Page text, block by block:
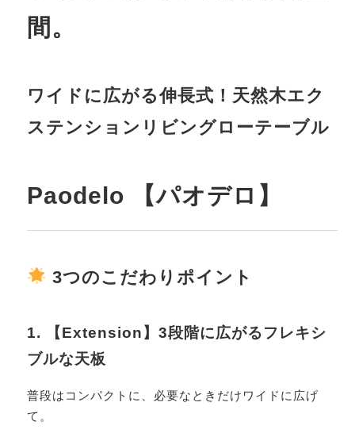
間。
ワイドに広がる伸長式！天然木エク
ステンションリビングローテーブル
Paodelo 【パオデロ】
3つのこだわりポイント
1. 【Extension】3段階に広がるフレキシ
ブルな天板
普段はコンパクトに、必要なときだけワイドに広げ
て。